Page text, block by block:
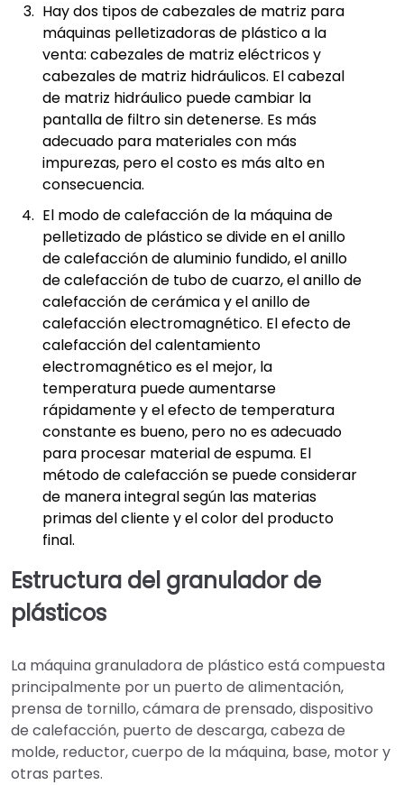
Hay dos tipos de cabezales de matriz para
máquinas pelletizadoras de plástico a la
venta: cabezales de matriz eléctricos y
cabezales de matriz hidráulicos. El cabezal
de matriz hidráulico puede cambiar la
pantalla de filtro sin detenerse. Es más
adecuado para materiales con más
impurezas, pero el costo es más alto en
consecuencia.
El modo de calefacción de la máquina de
pelletizado de plástico se divide en el anillo
de calefacción de aluminio fundido, el anillo
de calefacción de tubo de cuarzo, el anillo de
calefacción de cerámica y el anillo de
calefacción electromagnético. El efecto de
calefacción del calentamiento
electromagnético es el mejor, la
temperatura puede aumentarse
rápidamente y el efecto de temperatura
constante es bueno, pero no es adecuado
para procesar material de espuma. El
método de calefacción se puede considerar
de manera integral según las materias
primas del cliente y el color del producto
final.
Estructura del granulador de
plásticos
La máquina granuladora de plástico está compuesta
principalmente por un puerto de alimentación,
prensa de tornillo, cámara de prensado, dispositivo
de calefacción, puerto de descarga, cabeza de
molde, reductor, cuerpo de la máquina, base, motor y
otras partes.